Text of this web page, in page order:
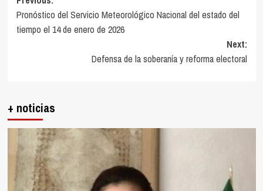
navigation
Pronóstico del Servicio Meteorológico Nacional del estado del
tiempo el 14 de enero de 2026
Next:
Defensa de la soberanía y reforma electoral
+ noticias